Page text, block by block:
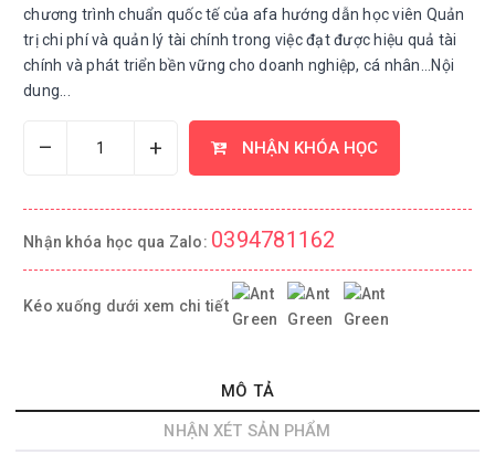
chương trình chuẩn quốc tế của afa hướng dẫn học viên Quản
trị chi phí và quản lý tài chính trong việc đạt được hiệu quả tài
chính và phát triển bền vững cho doanh nghiệp, cá nhân...Nội
dung...
– + NHẬN KHÓA HỌC
Nhận khóa học qua Zalo: 0394781162
Kéo xuống dưới xem chi tiết
MÔ TẢ
NHẬN XÉT SẢN PHẨM